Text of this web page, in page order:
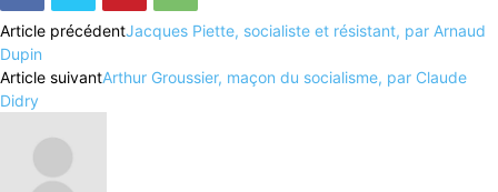
Article précédentJacques Piette, socialiste et résistant, par Arnaud
Dupin
Article suivantArthur Groussier, maçon du socialisme, par Claude
Didry